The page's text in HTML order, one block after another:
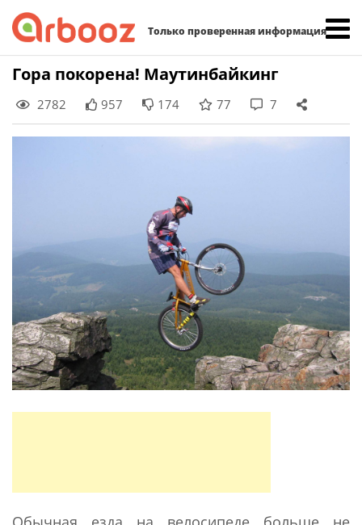
Только проверенная информация
Skip
content
Гора покорена! Маутинбайкинг
2782 957 174 77 7
Найти: